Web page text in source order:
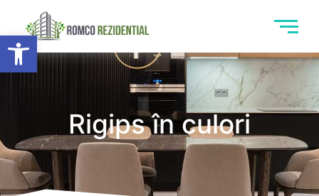
Deschide bara de unelte
Rigips în culori